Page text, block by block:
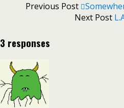
Previous Post
Next Post
3 responses